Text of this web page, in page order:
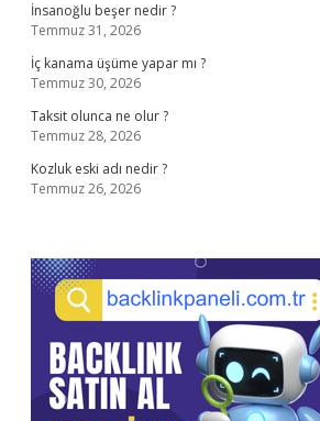
İnsanoğlu beşer nedir ?
Temmuz 31, 2026
İç kanama üşüme yapar mı ?
Temmuz 30, 2026
Taksit olunca ne olur ?
Temmuz 28, 2026
Kozluk eski adı nedir ?
Temmuz 26, 2026